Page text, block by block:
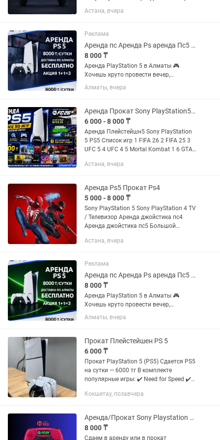
TV. Аренда телика, прокат телика.
ДОСТАВКА 24/7! 🔥 АРЕНДА PS5,
Лесной поляне! Работаем 24/7! 🚚...
Астана, вчера
Реклама
Аренда пс Аренда Ps аренда Пс5 аренда ps5 аренда ps 5 аренда PlayStation
8 000 ₸
Аренда PlayStation 5 в Алматы 🎮
Хочешь круто провести вечер,
устроить игровой марафон или
порадовать друзей на мероприятии?
удобно и с большим выбором игр!...
Алматы, вчера
Аренда Прокат Sony PlayStation5 Пс5
6 000 - 8 000 ₸
Аренда Плейстейшн5 Sony PlayStation
5 PS5 Список игр 1 FIFA 26 2 FIFA 25 3
UFC 5 4 UFC 4 5 Mortal Kombat 1 6 GTA
Astro Playroom 11 Assassins Valhalla
Астана, вчера
Аренда Ps5 Прокат Ps4
5 000 - 8 000 ₸
Sony PlayStation 5 Sony PlayStation 4 TV
/ Телевизор Аренда джойстика пс4
Аренда джойстика пс5 Большой
Приставок - залог: удостоверение - при
Астана, вчера
Реклама
Аренда пс Аренда Ps аренда Пс5 аренда ps5 аренда ps 5 аренда PlayStation
8 000 ₸
Аренда PlayStation 5 в Алматы 🎮
Хочешь круто провести вечер,
устроить игровой марафон или
порадовать друзей на мероприятии?
удобно и с большим выбором игр!...
Алматы, вчера
Прокат Плейстейшен PS 5
6 000 ₸
Прокат PlayStation 5 (PS5) Сдается PS5
на сутки — 6000 тг В комплекте
популярные игры: ✔️ Need for Speed ✔️
Duty ✔️ The Witcher (Ведьмак) Отлично
Кокшетау, позавчера
Аренда/Прокат Sony Playstation 5/4
8 000 ₸
Сдаем в аренду или в прокат